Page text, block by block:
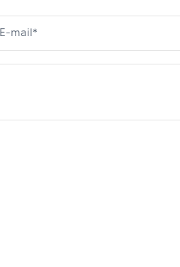
E-mail*